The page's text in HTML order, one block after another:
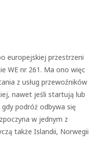
europejskiej przestrzeni
WE nr 261. Ma ono więc
z usług przewoźników
nawet jeśli startują lub
podróż odbywa się
w jednym z
także Islandii, Norwegii